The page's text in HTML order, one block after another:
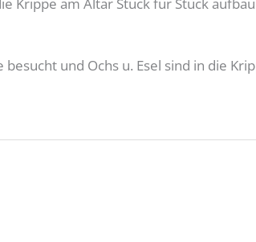
und Ochs u. Esel sind in die